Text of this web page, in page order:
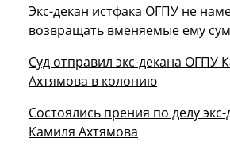
Экс-декан истфака ОГПУ не
возвращать вменяемые ему
Суд отправил экс-декана ОГПУ
Ахтямова в колонию
Состоялись прения по делу
Камиля Ахтямова